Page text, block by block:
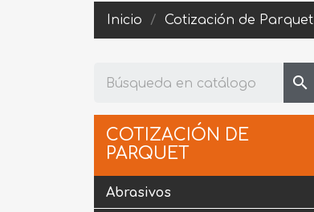
Inicio Cotización de Parquet
search
COTIZACIÓN DE
PARQUET
Abrasivos